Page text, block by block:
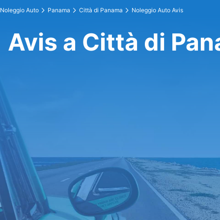
Noleggio Auto Panama Città di Panama Noleggio Auto Avis
Avis a Città di